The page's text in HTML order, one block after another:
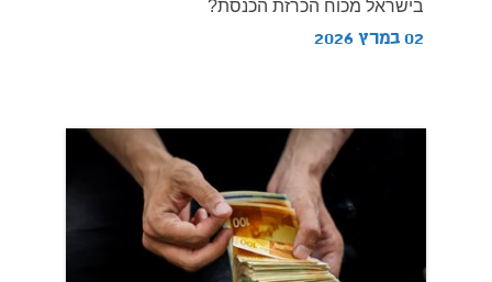
בישראל מכוח הכרזת הכנסת?
02 במרץ 2026